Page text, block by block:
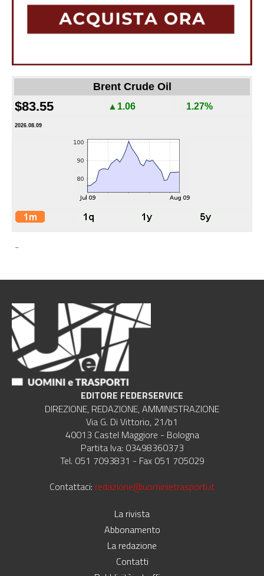
Brent Crude Oil
$83.55 ▲1.06 1.27%
2026.08.09
-
EDITORE FEDERSERVICE
DIREZIONE, REDAZIONE, AMMINISTRAZIONE
Via G. Di Vittorio, 21/b1
40013 Castel Maggiore - Bologna
Partita Iva: 03498360373
Tel. 051 7093831 - Fax 051 705029
Contattaci: redazione@uominietrasporti.it
La rivista
Abbonamento
La redazione
Contatti